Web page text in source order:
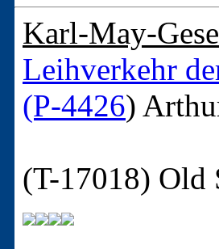
Karl-May-
Leihverkehr
(P-4426)
(T-17018) Old